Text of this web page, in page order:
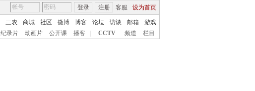
客服 设为首页
登录 注册
三农 商城 社区 微博 博客 论坛 访谈 邮箱
游戏
纪录片 动画片 公开课 播客 CCTV 频道 栏目